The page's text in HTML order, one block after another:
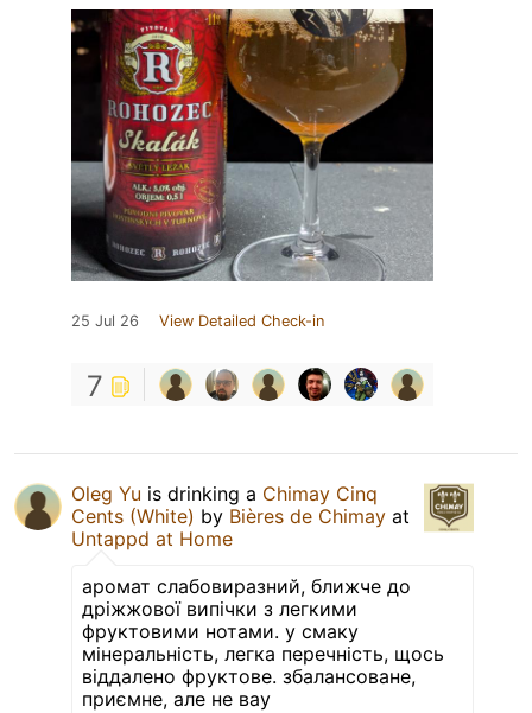
25 Jul 26 View Detailed Check-in
7
Oleg Yu is drinking a Chimay Cinq
Cents (White) by Bières de Chimay at
Untappd at Home
аромат слабовиразний, ближче до
дріжжової випічки з легкими
фруктовими нотами. у смаку
мінеральність, легка перечність, щось
віддалено фруктове. збалансоване,
приємне, але не вау